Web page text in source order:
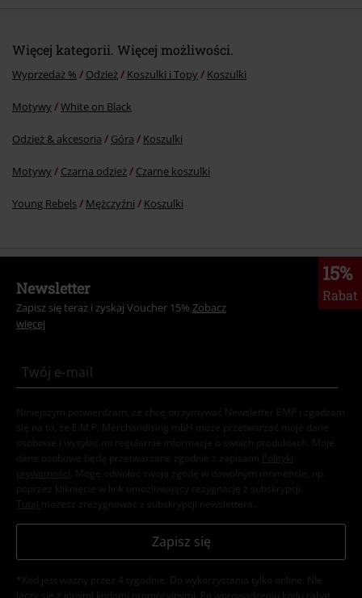
Więcej kategorii. Więcej możliwości.
Wyprzedaż % Odzież Koszulki i Topy Koszulki
Motywy White on Black
Odzież & akcesoria Góra Koszulki
Motywy Czarna odzież Czarne koszulki
Young Rebels Mężczyźni Koszulki
15%
Rabat
Newsletter
Zapisz się teraz i zyskaj Voucher 15% Zobacz
więcej
Niniejszym potwierdzam, że chcę otrzymywać Newsletter EMP i zgadzam
się na to, że E.M.P. Merchandising mbH może przetwarzać moje dane
osobowe i wysyłać mi regularnie informacje o swoich produktach. Moje
dane osobowe będą przetwarzane zgodnie z zapisami
Polityki
prywatności . Mogę odwołać swoją zgodę w dowolnym momencie, np.
poprzez kliknięcie w link umożliwiający rezygnację z subskrypcji.
Tutaj możesz zrezygnować z subskrypcji newslettera.
Zapisz się
*Kod jest ważny przez 4 tygodnie. Do wykorzystania tylko online. NIe
łączy się z innymi kodami promocyjnymi. Po wprowadzeniu kodu rabat